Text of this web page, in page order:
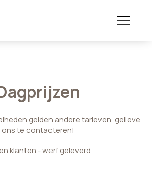
gelden andere tarieven, gelieve
ons te contacteren!
klanten - werf geleverd